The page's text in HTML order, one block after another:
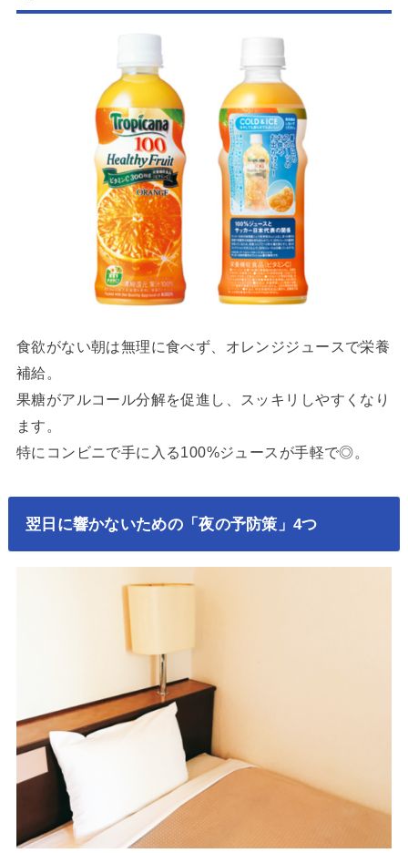
食欲がない朝は無理に食べず、オレンジジュースで栄養
補給。
果糖がアルコール分解を促進し、スッキリしやすくなり
ます。
特にコンビニで手に入る100%ジュースが手軽で◎。
翌日に響かないための「夜の予防策」4つ